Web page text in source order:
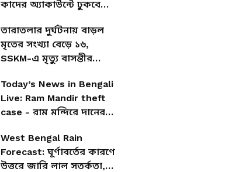
কাদের অ্যাকাউন্টে ঢুকবে
কারা?
তারাতলার দুর্ঘটনায় বাড়ল
মৃতের সংখ্যা বেড়ে ১৬,
SSKM-এ মৃত্যু বাসন্তীর
Today’s News in Bengali
Live: Ram Mandir theft
case - রাম মন্দিরে দানের
উদ্ধার, ট্রাস্টিদের ওপর নজর
পুলিশের
West Bengal Rain
Forecast: ঘূর্ণাবর্তের কারণে
উত্তরে জারি লাল সতর্কতা,